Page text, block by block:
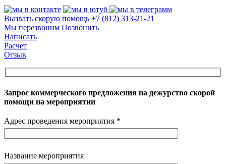
Вызвать скорую помощь +7 (812) 313-21-21
Мы перезвоним Позвонить
Написать
Расчет
Отзыв
Запрос коммерческого предложения на дежурство скорой
помощи на мероприятии
Адрес проведения мероприятия *
Название мероприятия